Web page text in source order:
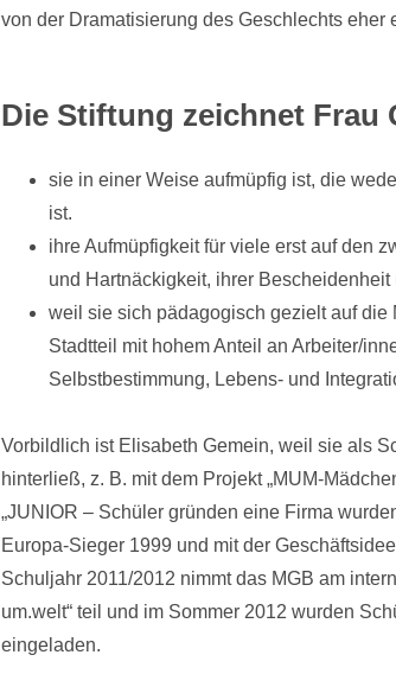
von der Dramatisierung des Geschlechts eher
Die Stiftung zeichnet Frau
sie in einer Weise aufmüpfig ist, die
ist.
ihre Aufmüpfigkeit für viele erst auf den
und Hartnäckigkeit, ihrer
weil sie sich pädagogisch gezielt auf
Stadtteil mit hohem Anteil an Arbeiter/
Selbstbestimmung, Lebens- und
Vorbildlich ist Elisabeth Gemein, weil sie als
hinterließ, z. B. mit dem Projekt „MUM-
„JUNIOR – Schüler gründen eine Firma
Europa-Sieger 1999 und mit der
Schuljahr 2011/2012 nimmt das MGB am
um.welt“ teil und im Sommer 2012 wurden
eingeladen.